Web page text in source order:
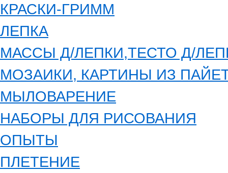
КРАСКИ-ГРИММ
ЛЕПКА
МАССЫ Д/ЛЕПКИ,ТЕСТО Д/
МОЗАИКИ, КАРТИНЫ ИЗ
МЫЛОВАРЕНИЕ
НАБОРЫ ДЛЯ РИСОВАНИЯ
ОПЫТЫ
ПЛЕТЕНИЕ